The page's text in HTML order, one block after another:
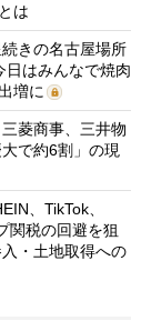
は
きの名古屋場所
日はみんなで焼肉
増に
菱商事、三井物
で約6割」の現
、TikTok、
関税の回避を狙
・土地取得への